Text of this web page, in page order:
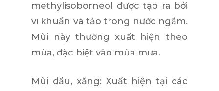
methylisoborneol được tạo ra bởi
vi khuẩn và tảo trong nước ngầm.
Mùi này thường xuất hiện theo
mùa, đặc biệt vào mùa mưa.
Mùi dầu, xăng: Xuất hiện tại các